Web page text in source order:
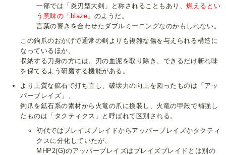
一部では「炎刃型大剣」と称されることもあり、燃えるとい
う意味の「blaze」 のようだ。
言葉の響きを合わせたダブルミーニングなのかもしれない。
この鉤爪のおかげで通常の剣よりも複雑な傷を与えられる構造に
なっているほか、
収納する刀身の方には、刃の血泥を取り除き、できるだけ斬れ味
を保てるよう研磨する機能がある。
より上質な鉱石で打ち直し、破壊力の向上を図ったものは「アッ
パーブレイズ」、
鉤爪を鉱石系の素材から火竜の爪に換装し、火竜の甲殻で補強し
たものは「タクティクス」と呼ばれて区別される。
初代ではブレイズブレイドからアッパーブレイズかタクティ
クスに分化していたが、
MHP2(G)のアッパーブレイズはブレイズブレイドとは別の